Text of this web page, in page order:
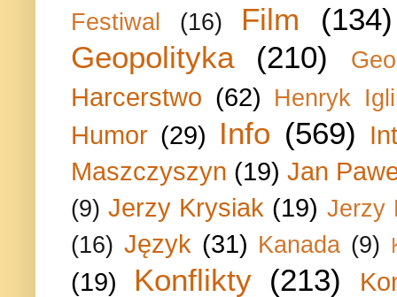
Festiwal (16) Film
(134)
Geopolityka
(210)
Harcerstwo (62) Henryk
Humor (29) Info (569)
Maszczyszyn (19) Jan
(9) Jerzy Krysiak (19) Jerzy
(16) Język (31) Kanada (9)
(19) Konflikty (213)